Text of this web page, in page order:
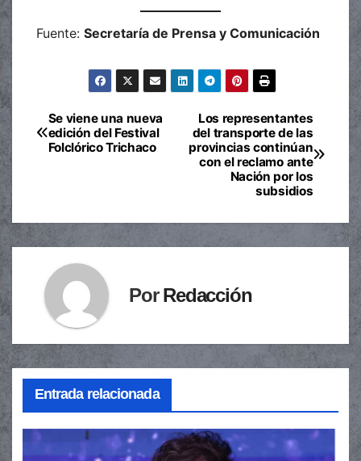
Fuente: Secretaría de Prensa y Comunicación
Navegación
de
Los representantes
del transporte de las
provincias continúan
con el reclamo ante
Nación por los
subsidios
Se viene una nueva
edición del Festival
Folclórico Trichaco
PorRedacción
Entrada relacionada